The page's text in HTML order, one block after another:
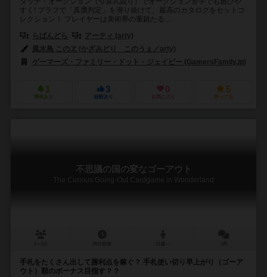
すく! ブラフで「真贋判定」を潜り抜けて、最高のカタログをセットコ
レクション！ プレイヤーは美術界の重鎮たる...
らぱんどら
アーティ (arty)
風水鳥 このヱ (かざみどり このうぇ／arty)
ゲーマーズ・ファミリー・ドット・ジェイピー (GamersFamily.jp)
1
興味あり
3
経験あり
0
お気に入り
5
持ってる
不思議の国の変なゴーアウト
The Curious Going-Out Cardgame in Wonderland
手札をたくさん出して勝利点を稼ぐ？ 手札使い切り早上がり（ゴーア
ウト）順のボーナス目指す？？